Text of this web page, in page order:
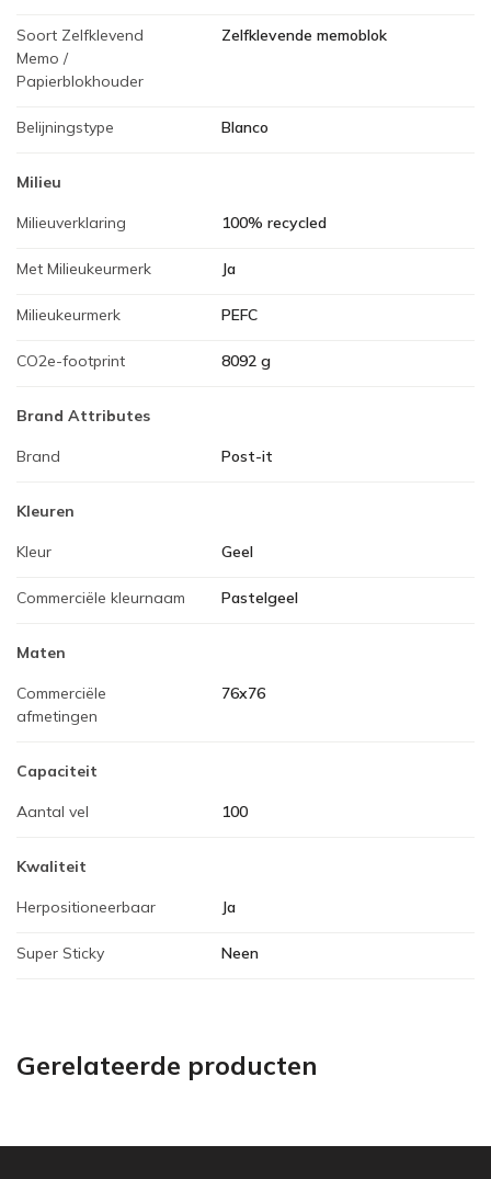
Soort Zelfklevend
Memo /
Papierblokhouder
Zelfklevende memoblok
Belijningstype Blanco
Milieu
Milieuverklaring 100% recycled
Met Milieukeurmerk Ja
Milieukeurmerk PEFC
CO2e-footprint 8092 g
Brand Attributes
Brand Post-it
Kleuren
Kleur Geel
Commerciële kleurnaam Pastelgeel
Maten
Commerciële
afmetingen
76x76
Capaciteit
Aantal vel 100
Kwaliteit
Herpositioneerbaar Ja
Super Sticky Neen
Gerelateerde producten